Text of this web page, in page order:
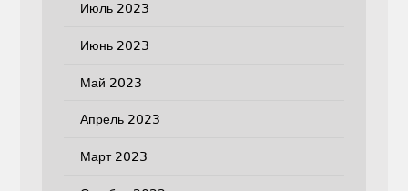
Июль 2023
Июнь 2023
Май 2023
Апрель 2023
Март 2023